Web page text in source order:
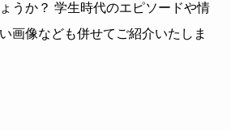
うか？ 学生時代のエピソードや情
画像なども併せてご紹介いたしま